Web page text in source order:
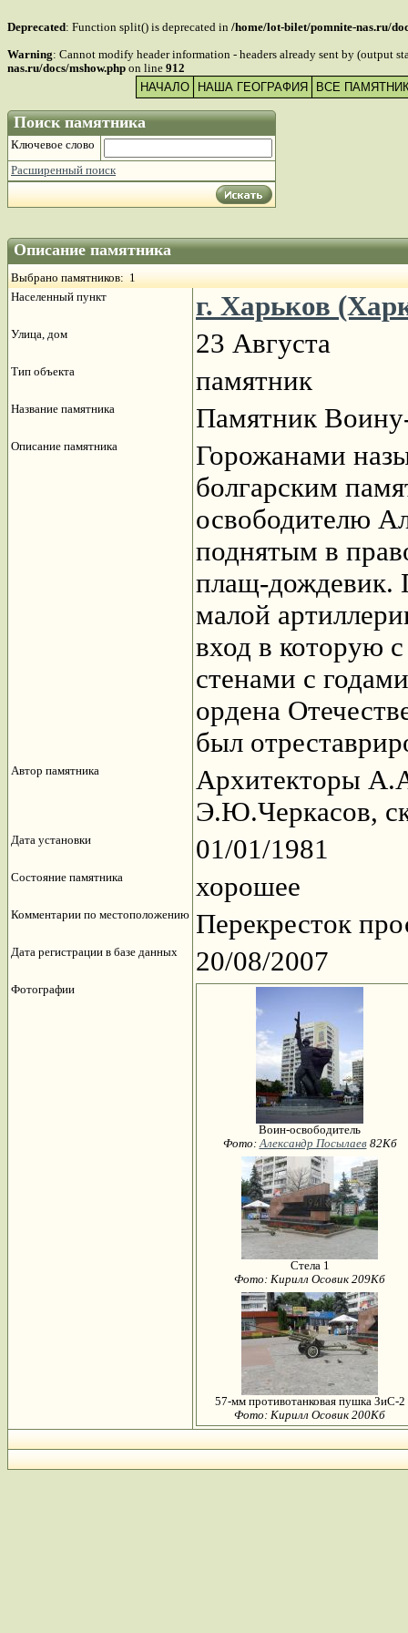
Deprecated: Function split() is deprecated in /home/lot-bilet/pomnite-nas.ru/
Warning: Cannot modify header information - headers already sent by (output
nas.ru/docs/mshow.php on line 912
НАЧАЛО НАША ГЕОГРАФИЯ ВСЕ
Поиск памятника
Ключевое слово
Расширенный поиск
Описание памятника
Выбрано памятников: 1
Населенный пункт
г. Харьков
Улица, дом 23 Августа
Тип объекта памятник
Название памятника Памятник
Описание памятника
Горожанами
болгарским
освободителю
поднятым в
плащ-дождевик.
малой
вход в которую
стенами с
ордена
был
Автор памятника
Архитекторы
Э.Ю.Черкасов,
Дата установки 01/01/1981
Состояние памятника хорошее
Комментарии по местоположению Перекресток
Дата регистрации в базе данных 20/08/2007
Фотографии
Воин-освободитель
Фото: Александр Посылаев82Кб
Стела 1
Фото: Кирилл Осовик 209Кб
57-мм противотанковая пушка ЗиС-2
Фото: Кирилл Осовик 200Кб